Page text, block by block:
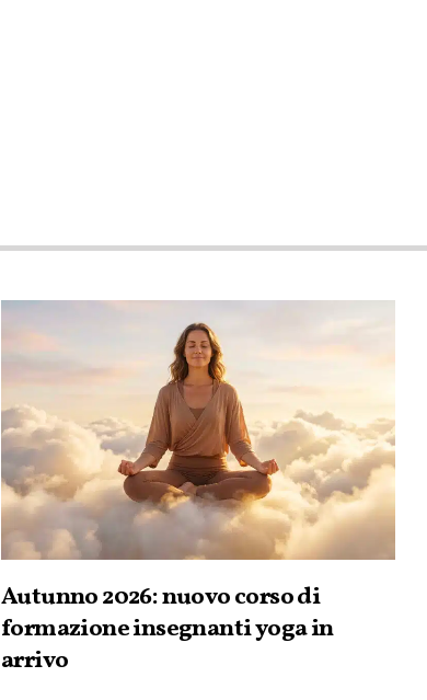
Autunno 2026: nuovo corso di
formazione insegnanti yoga in
arrivo